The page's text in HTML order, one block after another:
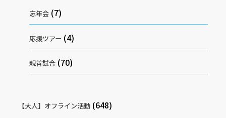
忘年会 (7)
応援ツアー (4)
親善試合 (70)
【大人】オフライン活動(648)